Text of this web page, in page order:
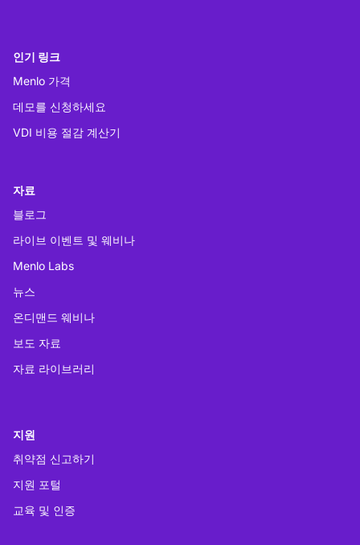
인기 링크
Menlo 가격
데모를 신청하세요
VDI 비용 절감 계산기
자료
블로그
라이브 이벤트 및 웨비나
Menlo Labs
뉴스
온디맨드 웨비나
보도 자료
자료 라이브러리
지원
취약점 신고하기
지원 포털
교육 및 인증